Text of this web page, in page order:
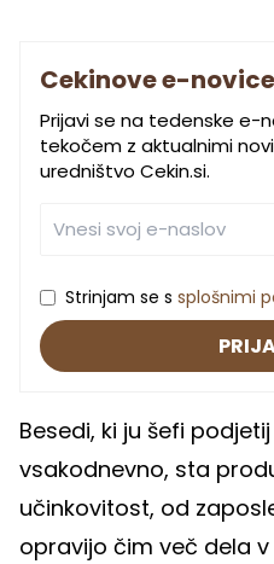
Cekinove e-novice
Prijavi se na tedenske e-
tekočem z aktualnimi
uredništvo Cekin.si.
Strinjam se s splošnimi
Besedi, ki ju šefi
vsakodnevno, sta
učinkovitost, od
opravijo čim več dela